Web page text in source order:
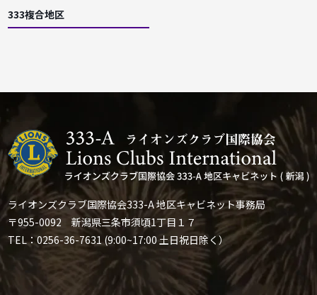
333複合地区
ライオンズクラブ国際協会333-A 地区キャビネット事務局
〒955-0092 新潟県三条市須頃1丁目１７
TEL：0256-36-7631 (9:00~17:00 土日祝日除く）